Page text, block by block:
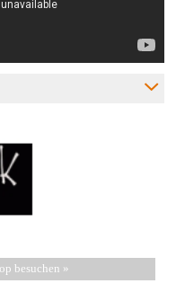
besuchen »